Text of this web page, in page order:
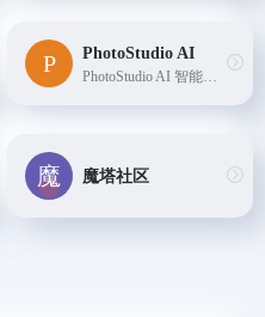
PhotoStudio AI
魔塔社区